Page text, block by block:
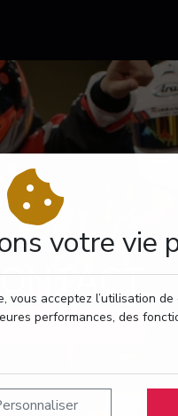
votre vie
acceptez l’utilisation de
performances, des
VOTRE PASSAGE